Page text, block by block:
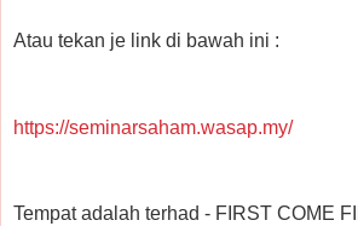
Atau tekan je link di bawah ini :
https://seminarsaham.wasap.my/
Tempat adalah terhad - FIRST COME